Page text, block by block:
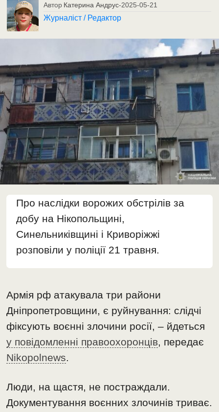
Автор Катерина Андрус-2025-05-21
Журналіст / Редактор
Про наслідки ворожих обстрілів за
добу на Нікопольщині,
Синельниківщині і Криворіжжі
розповіли у поліції 21 травня.
Армія рф атакувала три райони
Дніпропетровщини, є руйнування: слідчі
фіксують воєнні злочини росії, – йдеться
у повідомленні правоохоронців, передає
Nikopolnews.
Люди, на щастя, не постраждали.
Документування воєнних злочинів триває.